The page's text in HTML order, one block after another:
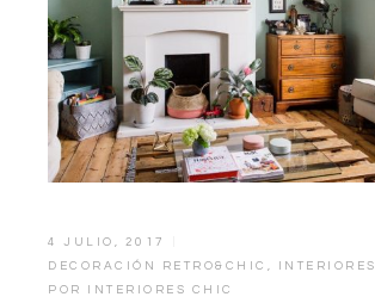
4 JULIO, 2017
DECORACIÓN RETRO&CHIC ,
INTERIORES
POR
INTERIORES CHIC